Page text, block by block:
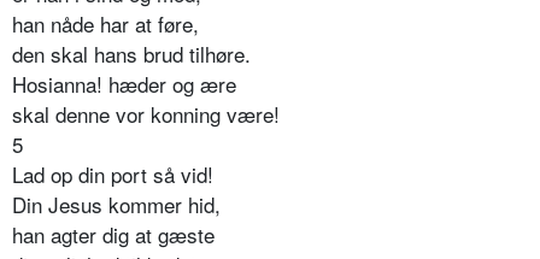
han nåde har at føre,
den skal hans brud tilhøre.
Hosianna! hæder og ære
skal denne vor konning være!
5
Lad op din port så vid!
Din Jesus kommer hid,
han agter dig at gæste